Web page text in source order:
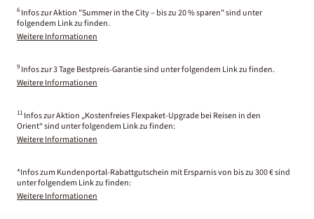
6 Infos zur Aktion "Summer in the City – bis zu 20 % sparen" sind unter
folgendem Link zu finden.
Weitere Informationen
9 Infos zur 3 Tage Bestpreis-Garantie sind unter folgendem Link zu finden.
Weitere Informationen
11 Infos zur Aktion „Kostenfreies Flexpaket-Upgrade bei Reisen in den
Orient“ sind unter folgendem Link zu finden:
Weitere Informationen
*Infos zum Kundenportal-Rabattgutschein mit Ersparnis von bis zu 300 € sind
unter folgendem Link zu finden:
Weitere Informationen